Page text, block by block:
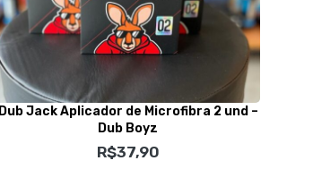
Dub Jack Aplicador de Microfibra 2 und –
Dub Boyz
R$37,90